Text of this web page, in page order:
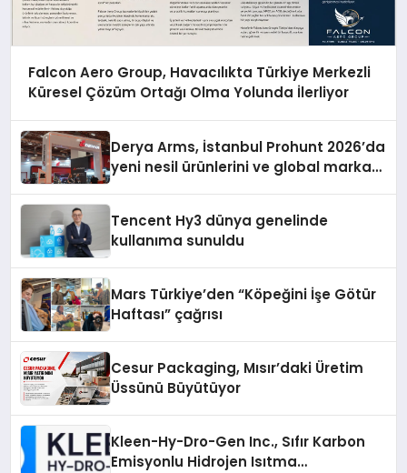
Falcon Aero Group, Havacılıkta Türkiye Merkezli
Küresel Çözüm Ortağı Olma Yolunda İlerliyor
Derya Arms, İstanbul Prohunt 2026’da
yeni nesil ürünlerini ve global marka
Tencent Hy3 dünya genelinde
kullanıma sunuldu
Mars Türkiye’den “Köpeğini İşe Götür
Haftası” çağrısı
Cesur Packaging, Mısır’daki Üretim
Üssünü Büyütüyor
Kleen-Hy-Dro-Gen Inc., Sıfır Karbon
Emisyonlu Hidrojen Isıtma